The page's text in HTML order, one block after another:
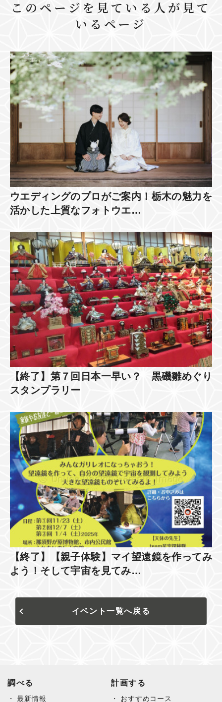
このページを見ている人が見て
いるページ
ウエディングのプロがご案内！栃木の魅力を
活かした上質なフォトウエ…
【終了】第７回日本一早い？ 黒磯雛めぐり
スタンプラリー
【終了】【親子体験】マイ望遠鏡を作ってみ
よう！そして宇宙を見てみ…
イベント一覧へ戻る
調べる
最新情報
計画する
おすすめコース